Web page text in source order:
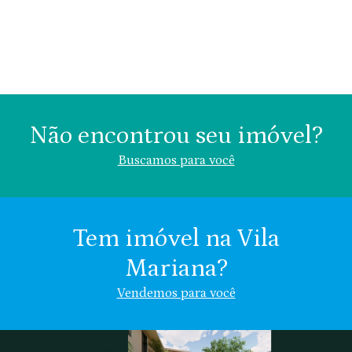
Não encontrou seu imóvel?
Buscamos para você
Valor (R$)
Tem imóvel na Vila
Mariana?
Vendemos para você